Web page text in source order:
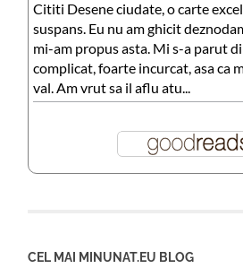
Cititi Desene ciudate, o carte
suspans. Eu nu am ghicit
mi-am propus asta. Mi s-a parut
complicat, foarte incurcat, asa ca
val. Am vrut sa il aflu atu...
CEL MAI MINUNAT.EU BLOG